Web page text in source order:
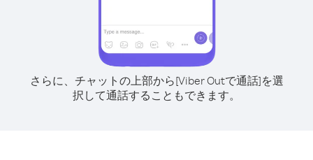
さらに、チャットの上部から[Viber Outで通話]を選
択して通話することもできます。